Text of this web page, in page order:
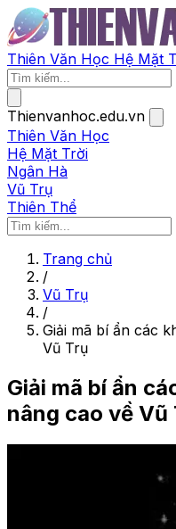
Thiên Văn Học Hệ Mặt
Thienvanhoc.edu.vn
Thiên Văn Học
Hệ Mặt Trời
Ngân Hà
Vũ Trụ
Thiên Thể
Trang chủ
/
Vũ Trụ
/
Giải mã bí ẩn các
Vũ Trụ
Giải mã bí ẩn
nâng cao về Vũ